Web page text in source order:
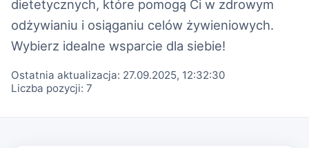
dietetycznych, które pomogą Ci w zdrowym
odżywianiu i osiąganiu celów żywieniowych.
Wybierz idealne wsparcie dla siebie!
Ostatnia aktualizacja: 27.09.2025, 12:32:30
Liczba pozycji: 7